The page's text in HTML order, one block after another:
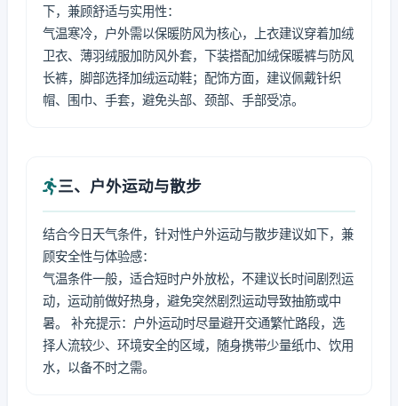
下，兼顾舒适与实用性：
气温寒冷，户外需以保暖防风为核心，上衣建议穿着加绒
卫衣、薄羽绒服加防风外套，下装搭配加绒保暖裤与防风
长裤，脚部选择加绒运动鞋；配饰方面，建议佩戴针织
帽、围巾、手套，避免头部、颈部、手部受凉。
三、户外运动与散步
结合今日天气条件，针对性户外运动与散步建议如下，兼
顾安全性与体验感：
气温条件一般，适合短时户外放松，不建议长时间剧烈运
动，运动前做好热身，避免突然剧烈运动导致抽筋或中
暑。 补充提示：户外运动时尽量避开交通繁忙路段，选
择人流较少、环境安全的区域，随身携带少量纸巾、饮用
水，以备不时之需。